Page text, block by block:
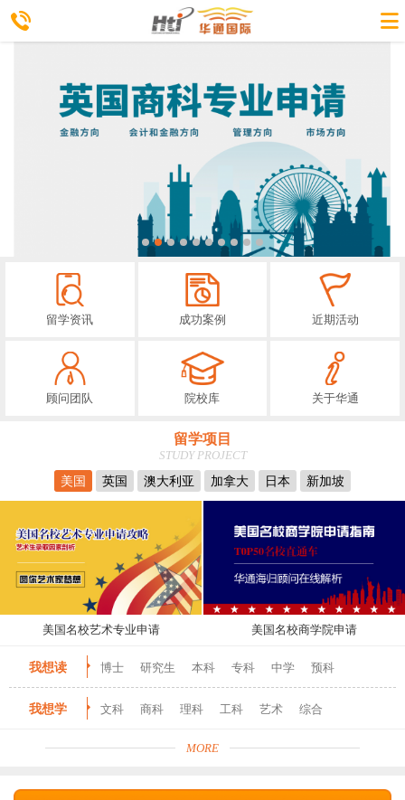
留学资讯 成功案例 近期活动
顾问团队 院校库 关于华通
留学项目
STUDY PROJECT
美国
英国 澳大利亚 加拿大 日本 新加坡
美国名校艺术专业申请 美国名校商学院申请
我想读 博士 研究生 本科 专科 中学 预科
我想学 文科 商科 理科 工科 艺术 综合
MORE